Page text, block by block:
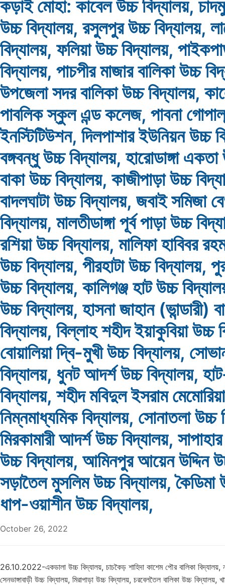
কড়াই মোহা: কাবেল উচ্চ বিদ্যালয়,
উচ্চ বিদ্যালয়, রসুলপুর উচ্চ বিদ্যালয়,
বিদ্যালয়, ফলিয়া উচ্চ বিদ্যালয়,
বিদ্যালয়, পাচপীর মাজার বালিকা উচ্চ
উপজেলা সদর বালিকা উচ্চ বিদ্যালয়,
পাবলিক স্কুল এন্ড কলেজ, পাবনা
ইনস্টিটিউশন, দিলপাশার ইউনিয়ন উচ্চ
বঙ্গবন্ধু উচ্চ বিদ্যালয়, হারোডাঙ্গা
বাকা উচ্চ বিদ্যালয়, কাজীপাড়া উচ্চ
বাদলঘাটা উচ্চ বিদ্যালয়, জবাই সমিজা
বিদ্যালয়, মালতীডাঙ্গা পূর্ব পাড়া উচ্চ
রশিয়া উচ্চ বিদ্যালয়, মালিফা হাবিবর
উচ্চ বিদ্যালয়, পীরহাটা উচ্চ বিদ্যালয়,
উচ্চ বিদ্যালয়, কালিগঞ্জ হাট উচ্চ
উচ্চ বিদ্যালয়, হাসনা জাহান (ভান্ডারী)
বিদ্যালয়, বিল্লাহ শহীদ ইয়াকুবিয়া উচ্চ
বোয়ালিয়া দ্বি-মুখী উচ্চ বিদ্যালয়,
বিদ্যালয়, ধুনট আদর্শ উচ্চ বিদ্যালয়,
বিদ্যালয়, শহীদ মবিদুল ইসরাম
নিম্নমাধ্যমিক বিদ্যালয়, সোনাতলা উচ্চ
মিরকামারী আদর্শ উচ্চ বিদ্যালয়, সাপাহার
উচ্চ বিদ্যালয়, আমিনপুর আয়েন উদ্দিন
সড়াতৈল মুসলিম উচ্চ বিদ্যালয়, কৈডিমা
ধাপ-ওয়াশীন উচ্চ বিদ্যালয়,
October 26, 2022
26.10.2022-একডালা উচ্চ বিদ্যালয়, চাচকৈড় শাহিদা কাশেম পৌর বালিকা বিদ্যালয়,
সেনভাঙ্গাবাড়ী উচ্চ বিদ্যালয়, মিরাপাড়া উচ্চ বিদ্যালয়, চরবেলতৈল বালিকা উচ্চ বিদ্যালয়,